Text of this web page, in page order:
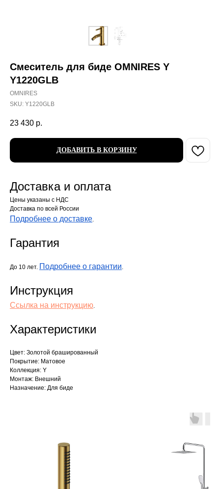
Смеситель для биде OMNIRES Y
Y1220GLB
OMNIRES
SKU: Y1220GLB
23 430 р.
ДОБАВИТЬ В КОРЗИНУ
Доставка и оплата
Цены указаны с НДС
Доставка по всей России
Подробнее о доставке.
Гарантия
До 10 лет. Подробнее о гарантии.
Инструкция
Ссылка на инструкцию.
Характеристики
Цвет: Золотой брашированный
Покрытие: Матовое
Коллекция: Y
Монтаж: Внешний
Назначение: Для биде